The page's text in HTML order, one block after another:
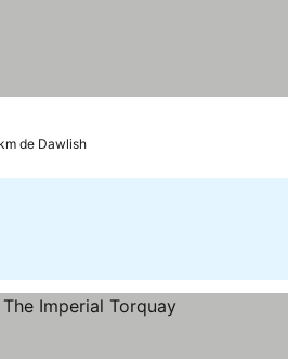
de Dawlish